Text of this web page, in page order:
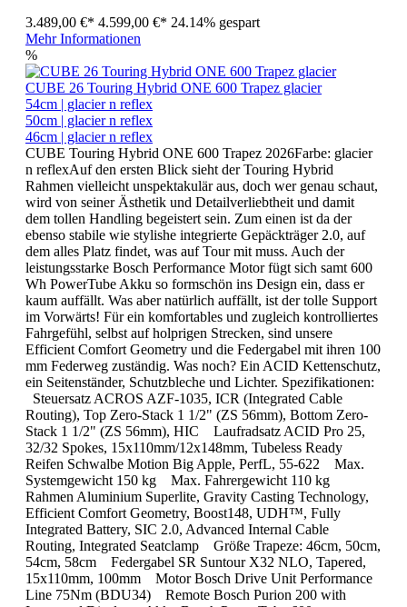
3.489,00 €* 4.599,00 €* 24.14% gespart
Mehr Informationen
%
CUBE 26 Touring Hybrid ONE 600 Trapez glacier
54cm | glacier n reflex
50cm | glacier n reflex
46cm | glacier n reflex
CUBE Touring Hybrid ONE 600 Trapez 2026Farbe: glacier
n reflexAuf den ersten Blick sieht der Touring Hybrid
Rahmen vielleicht unspektakulär aus, doch wer genau schaut,
wird von seiner Ästhetik und Detailverliebtheit und damit
dem tollen Handling begeistert sein. Zum einen ist da der
ebenso stabile wie stylishe integrierte Gepäckträger 2.0, auf
dem alles Platz findet, was auf Tour mit muss. Auch der
leistungsstarke Bosch Performance Motor fügt sich samt 600
Wh PowerTube Akku so formschön ins Design ein, dass er
kaum auffällt. Was aber natürlich auffällt, ist der tolle Support
im Vorwärts! Für ein komfortables und zugleich kontrolliertes
Fahrgefühl, selbst auf holprigen Strecken, sind unsere
Efficient Comfort Geometry und die Federgabel mit ihren 100
mm Federweg zuständig. Was noch? Ein ACID Kettenschutz,
ein Seitenständer, Schutzbleche und Lichter. Spezifikationen:
Steuersatz ACROS AZF-1035, ICR (Integrated Cable
Routing), Top Zero-Stack 1 1/2" (ZS 56mm), Bottom Zero-
Stack 1 1/2" (ZS 56mm), HIC Laufradsatz ACID Pro 25,
32/32 Spokes, 15x110mm/12x148mm, Tubeless Ready
Reifen Schwalbe Motion Big Apple, PerfL, 55-622 Max.
Systemgewicht 150 kg Max. Fahrergewicht 110 kg
Rahmen Aluminium Superlite, Gravity Casting Technology,
Efficient Comfort Geometry, Boost148, UDH™, Fully
Integrated Battery, SIC 2.0, Advanced Internal Cable
Routing, Integrated Seatclamp Größe Trapeze: 46cm, 50cm,
54cm, 58cm Federgabel SR Suntour X32 NLO, Tapered,
15x110mm, 100mm Motor Bosch Drive Unit Performance
Line 75Nm (BDU34) Remote Bosch Purion 200 with